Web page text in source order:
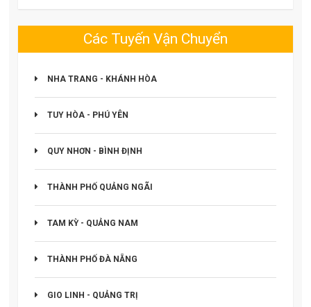
Các Tuyến Vận Chuyển
NHA TRANG - KHÁNH HÒA
TUY HÒA - PHÚ YÊN
QUY NHƠN - BÌNH ĐỊNH
THÀNH PHỐ QUẢNG NGÃI
TAM KỲ - QUẢNG NAM
THÀNH PHỐ ĐÀ NẴNG
GIO LINH - QUẢNG TRỊ